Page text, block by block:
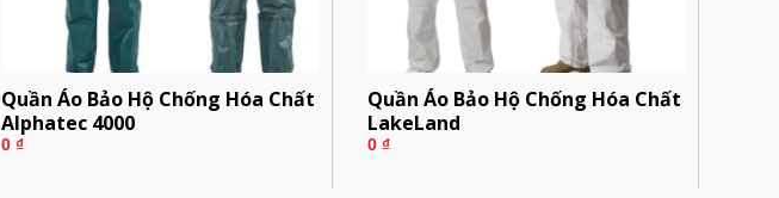
Quần Áo Bảo Hộ Chống Hóa Chất
Alphatec 4000
0 ₫
Quần Áo Bảo Hộ Chống Hóa Chất
LakeLand
0₫